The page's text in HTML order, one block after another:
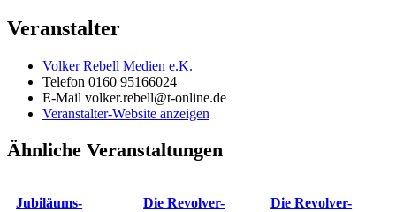
Veranstalter
Volker Rebell Medien e.K.
Telefon 0160 95166024
E-Mail volker.rebell@t-online.de
Veranstalter-Website anzeigen
Ähnliche Veranstaltungen
Jubiläums- Die Revolver- Die Revolver-